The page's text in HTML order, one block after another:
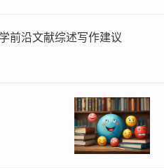
前沿文献综述写作建议